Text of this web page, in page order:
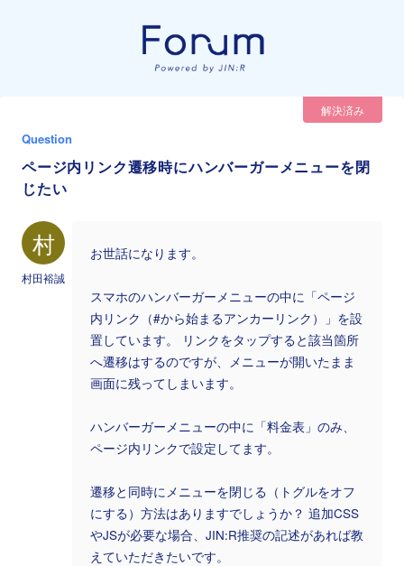
解決済み
Question
ページ内リンク遷移時にハンバーガーメニューを閉
じたい
村
村田裕誠
お世話になります。
スマホのハンバーガーメニューの中に「ページ
内リンク（#から始まるアンカーリンク）」を設
置しています。 リンクをタップすると該当箇所
へ遷移はするのですが、メニューが開いたまま
画面に残ってしまいます。
ハンバーガーメニューの中に「料金表」のみ、
ページ内リンクで設定してます。
遷移と同時にメニューを閉じる（トグルをオフ
にする）方法はありますでしょうか？ 追加CSS
やJSが必要な場合、JIN:R推奨の記述があれば教
えていただきたいです。